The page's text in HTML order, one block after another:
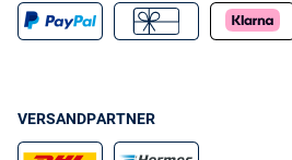
VERSANDPARTNER